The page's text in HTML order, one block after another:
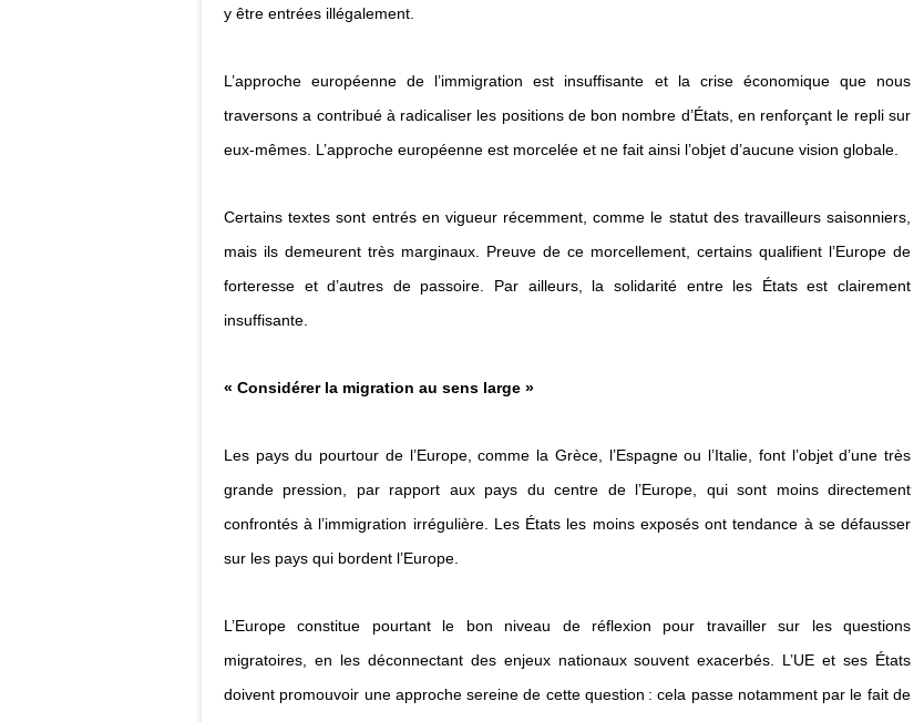
y être entrées illégalement.
L’approche européenne de l’immigration est insuffisante et la crise économique que nous
traversons a contribué à radicaliser les positions de bon nombre d’États, en renforçant le repli sur
eux-mêmes. L’approche européenne est morcelée et ne fait ainsi l’objet d’aucune vision globale.
Certains textes sont entrés en vigueur récemment, comme le statut des travailleurs saisonniers,
mais ils demeurent très marginaux. Preuve de ce morcellement, certains qualifient l’Europe de
forteresse et d’autres de passoire. Par ailleurs, la solidarité entre les États est clairement
insuffisante.
« Considérer la migration au sens large »
Les pays du pourtour de l’Europe, comme la Grèce, l’Espagne ou l’Italie, font l’objet d’une très
grande pression, par rapport aux pays du centre de l’Europe, qui sont moins directement
confrontés à l’immigration irrégulière. Les États les moins exposés ont tendance à se défausser
sur les pays qui bordent l’Europe.
L’Europe constitue pourtant le bon niveau de réflexion pour travailler sur les questions
migratoires, en les déconnectant des enjeux nationaux souvent exacerbés. L’UE et ses États
doivent promouvoir une approche sereine de cette question : cela passe notamment par le fait de